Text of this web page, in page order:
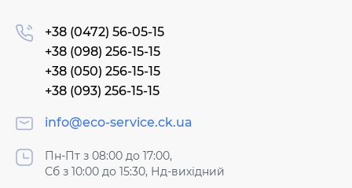
+38 (0472) 56-05-15
+38 (098) 256-15-15
+38 (050) 256-15-15
+38 (093) 256-15-15
info@eco-service.ck.ua
Пн-Пт з 08:00 до 17:00,
Сб з 10:00 до 15:30, Нд-вихідний